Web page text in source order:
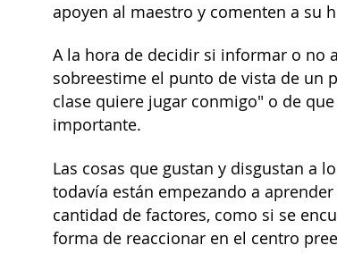
apoyen al maestro y comenten a su
A la hora de decidir si informar o no
sobreestime el punto de vista de un
clase quiere jugar conmigo" o de
importante.
Las cosas que gustan y disgustan a
todavía están empezando a
cantidad de factores, como si se
forma de reaccionar en el centro